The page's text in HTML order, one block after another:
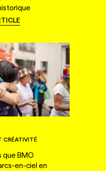
CRÉATIVITÉ
que BMO
en-ciel en